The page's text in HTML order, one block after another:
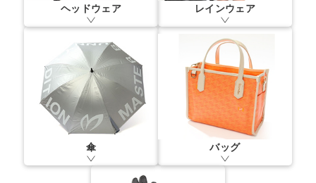
ヘッドウェア レインウェア
傘 バッグ